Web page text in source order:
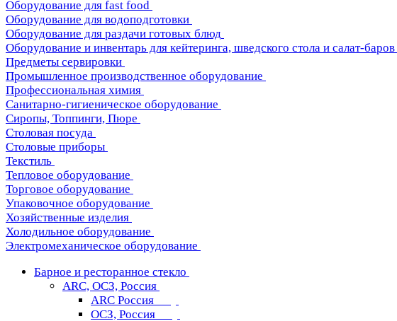
Оборудование для fast food
Оборудование для водоподготовки
Оборудование для раздачи готовых блюд
Оборудование и инвентарь для кейтеринга, шведского стола и салат-баров
Предметы сервировки
Промышленное производственное оборудование
Профессиональная химия
Санитарно-гигиеническое оборудование
Сиропы, Топпинги, Пюре
Столовая посуда
Столовые приборы
Текстиль
Тепловое оборудование
Торговое оборудование
Упаковочное оборудование
Хозяйственные изделия
Холодильное оборудование
Электромеханическое оборудование
Барное и ресторанное стекло
ARC, ОСЗ, Россия
ARC Россия
ОСЗ, Россия